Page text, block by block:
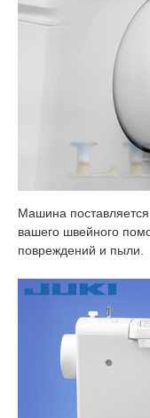
Машина
вашего швейного
повреждений и пыли.